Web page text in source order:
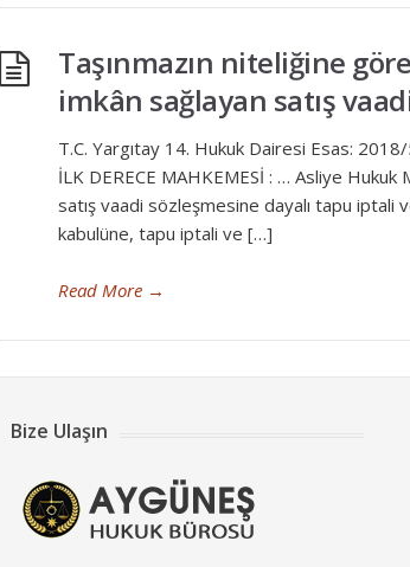
Taşınmazın niteliğine
imkân sağlayan satış
T.C. Yargıtay 14. Hukuk Dairesi Esas:
İLK DERECE MAHKEMESİ : … Asliye
satış vaadi sözleşmesine dayalı tapu iptali
kabulüne, tapu iptali ve […]
Read More →
Bize Ulaşın